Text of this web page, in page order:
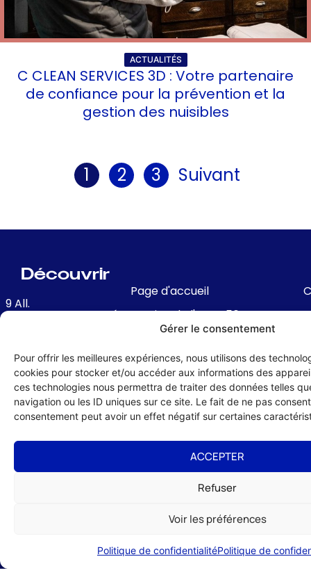
Gérer le consentement
Pour offrir les meilleures expériences, nous utilisons des
cookies pour stocker et/ou accéder aux informations des
ces technologies nous permettra de traiter des données telles
navigation ou les ID uniques sur ce site. Le fait de ne pas
consentement peut avoir un effet négatif sur certaines
ACCEPTER
Refuser
Voir les préférences
Politique de confidentialitéPolitique de
ACTUALITÉS
C CLEAN SERVICES 3D : Votre partenaire
de confiance pour la prévention et la
gestion des nuisibles
1 2 3 Suivant
9 All.
56000
02
47
74
Découvrir
Page d'accueil
Présentation de l'UMIH 56
Avantages de l'adhésion
Conseil Administration & Equipe
Nos partenaires locaux et nationaux
Contact & Coordonnées